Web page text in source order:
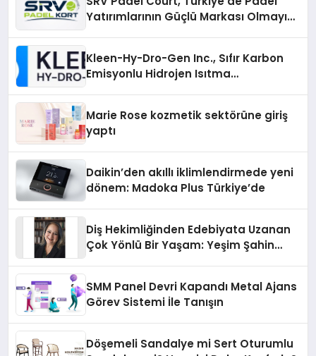
Yatırımlarının Güçlü Markası Olmayı
Kleen-Hy-Dro-Gen Inc., Sıfır Karbon
Emisyonlu Hidrojen Isıtma
Marie Rose kozmetik sektörüne giriş
yaptı
Daikin’den akıllı iklimlendirmede yeni
dönem: Madoka Plus Türkiye’de
Diş Hekimliğinden Edebiyata Uzanan
Çok Yönlü Bir Yaşam: Yeşim Şahin
SMM Panel Devri Kapandı Metal Ajans
Görev Sistemi İle Tanışın
Döşemeli Sandalye mi Sert Oturumlu